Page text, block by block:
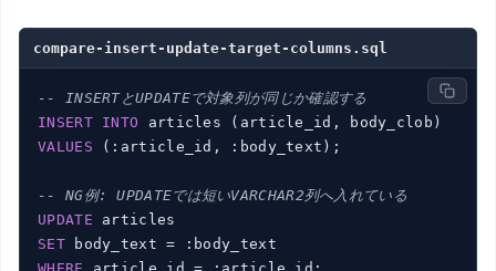
compare-insert-update-target-columns.sql
-- INSERTとUPDATEで対象列が同じか確認する
INSERT
INTO
VALUES (:article_id, :body_text);
-- NG例: UPDATEでは短いVARCHAR2列へ入れている
UPDATE
SET